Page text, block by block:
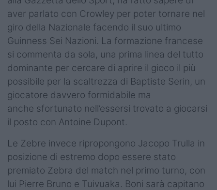
aver parlato con Crowley per poter tornare nel
giro della Nazionale facendo il suo ultimo
Guinness Sei Nazioni. La formazione francese
si commenta da sola, una prima linea del tutto
dominante per cercare di aprire il gioco il più
possibile per la scaltrezza di Baptiste Serin, un
giocatore davvero formidabile ma
anche sfortunato nell’essersi trovato a giocarsi
il posto con Antoine Dupont.
Le Zebre invece ripropongono Jacopo Trulla in
posizione di estremo dopo essere stato
premiato Zebra del match nel primo turno, con
lui Pierre Bruno e Tuivuaka. Boni sarà capitano